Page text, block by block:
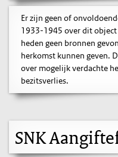
Er zijn geen of
1933-1945 over dit
heden geen bronnen
herkomst kunnen geven.
over mogelijk verdachte
bezitsverlies.
SNK